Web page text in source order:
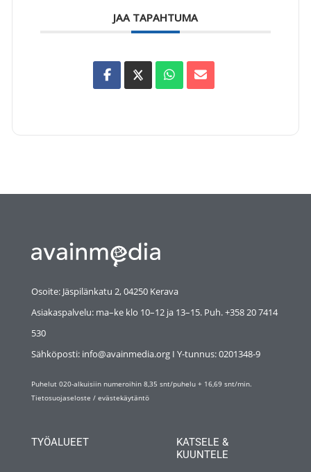
JAA TAPAHTUMA
Osoite: Jäspilänkatu 2, 04250 Kerava
Asiakaspalvelu: ma–ke klo 10–12 ja 13–15. Puh. +358 20 7414
530
Sähköposti: info@avainmedia.org I Y-tunnus:0201348-9
Puhelut 020-alkuisiin numeroihin 8,35 snt/puhelu + 16,69 snt/min.
Tietosuojaseloste / evästekäytäntö
TYÖALUEET
KATSELE &
KUUNTELE